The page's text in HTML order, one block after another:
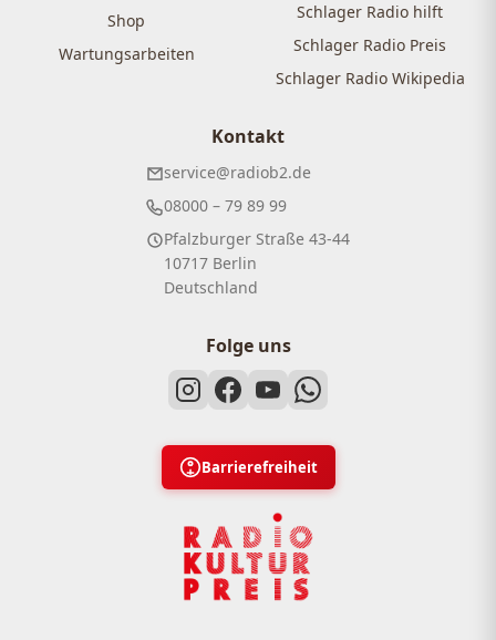
Shop
Wartungsarbeiten
Schlager Radio hilft
Schlager Radio Preis
Schlager Radio Wikipedia
Kontakt
service@radiob2.de
08000 – 79 89 99
Pfalzburger Straße 43-44
10717 Berlin
Deutschland
Folge uns
Barrierefreiheit